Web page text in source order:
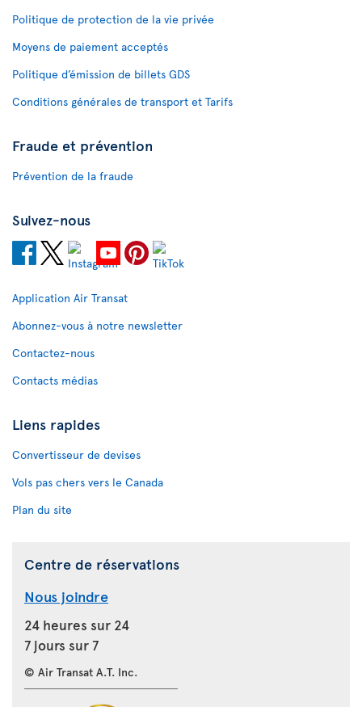
Politique de protection de la vie privée
Moyens de paiement acceptés
Politique d’émission de billets GDS
Conditions générales de transport et Tarifs
Fraude et prévention
Prévention de la fraude
Suivez-nous
Application Air Transat
Abonnez-vous à notre newsletter
Contactez-nous
Contacts médias
Liens rapides
Convertisseur de devises
Vols pas chers vers le Canada
Plan du site
Centre de réservations
Nous joindre
24 heures sur 24
7 jours sur 7
© Air Transat A.T. Inc.